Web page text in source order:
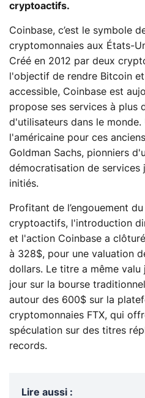
cryptoactifs.
Coinbase, c’est le symbole
cryptomonnaies aux États-
Créé en 2012 par deux
l'objectif de rendre Bitcoin
accessible, Coinbase est
propose ses services à plus
d'utilisateurs dans le monde.
l'américaine pour ces
Goldman Sachs, pionniers
démocratisation de services
initiés.
Profitant de l’engouement
cryptoactifs, l'introduction
et l'action Coinbase a
à 328$, pour une valuation
dollars. Le titre a même valu
jour sur la bourse
autour des 600$ sur la
cryptomonnaies FTX, qui
spéculation sur des titres
records.
Lire aussi :